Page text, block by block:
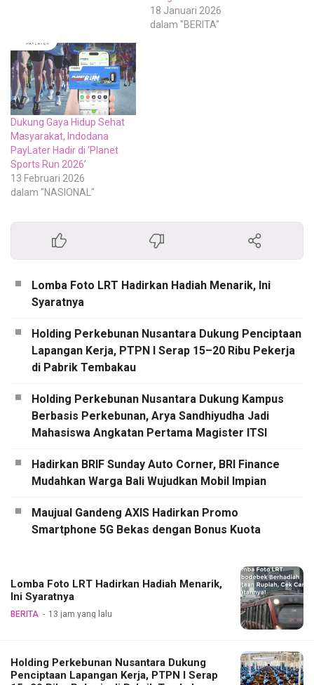
unjuk kebolehan di hadapan
dewan juri dan ribuan
pengunjung. Sejumlah
penampilan…
18 Januari 2026
dalam "BERITA"
Dukung Gaya Hidup Sehat
Masyarakat, Indodana
PayLater Hadir di ‘Planet
Sports Run 2026’
13 Februari 2026
dalam "NASIONAL"
Lomba Foto LRT Hadirkan Hadiah Menarik, Ini
Syaratnya
Holding Perkebunan Nusantara Dukung Penciptaan
Lapangan Kerja, PTPN I Serap 15–20 Ribu Pekerja
di Pabrik Tembakau
Holding Perkebunan Nusantara Dukung Kampus
Berbasis Perkebunan, Arya Sandhiyudha Jadi
Mahasiswa Angkatan Pertama Magister ITSI
Hadirkan BRIF Sunday Auto Corner, BRI Finance
Mudahkan Warga Bali Wujudkan Mobil Impian
Maujual Gandeng AXIS Hadirkan Promo
Smartphone 5G Bekas dengan Bonus Kuota
Lomba Foto LRT Hadirkan Hadiah Menarik,
Ini Syaratnya
BERITA 13 jam yang lalu
Holding Perkebunan Nusantara Dukung
Penciptaan Lapangan Kerja, PTPN I Serap